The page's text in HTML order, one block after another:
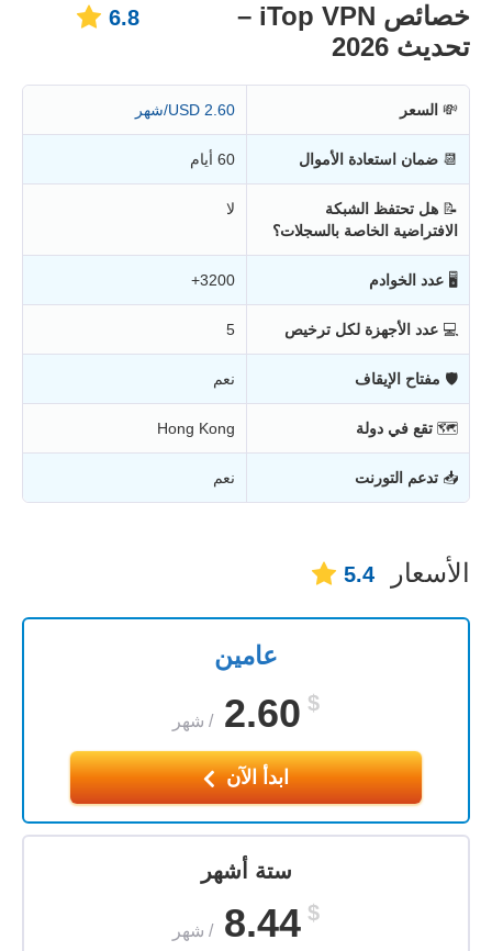
خصائص iTop VPN –
تحديث 2026
6.8
💸 السعر 2.60 USD/شهر
📆 ضمان استعادة الأموال 60 أيام
📝 هل تحتفظ الشبكة
الافتراضية الخاصة بالسجلات؟
لا
🖥 عدد الخوادم 3200+
💻 عدد الأجهزة لكل ترخيص 5
🛡 مفتاح الإيقاف نعم
🗺 تقع في دولة Hong Kong
📥 تدعم التورنت نعم
الأسعار 5.4
عامين
$
2.60
/ شهر
ابدأ الآن
ستة أشهر
$
8.44
/ شهر